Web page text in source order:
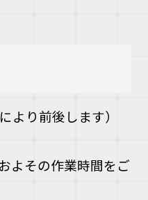
より前後します）
よその作業時間をご